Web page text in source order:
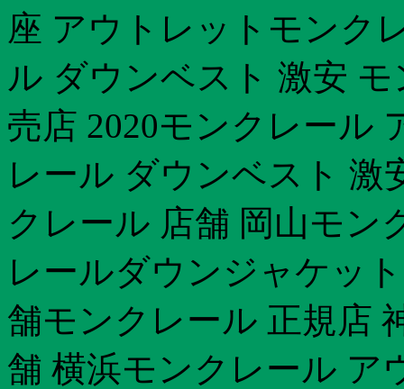
座 アウトレットモンク
ル ダウンベスト 激安
売店 2020モンクレール
レール ダウンベスト 激
クレール 店舗 岡山モン
レールダウンジャケッ
舗モンクレール 正規店
舗 横浜モンクレール ア